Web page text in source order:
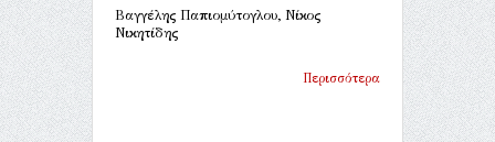
Βαγγέλης Παπιομύτογλου, Νίκος
Νικητίδης
Περισσότερα